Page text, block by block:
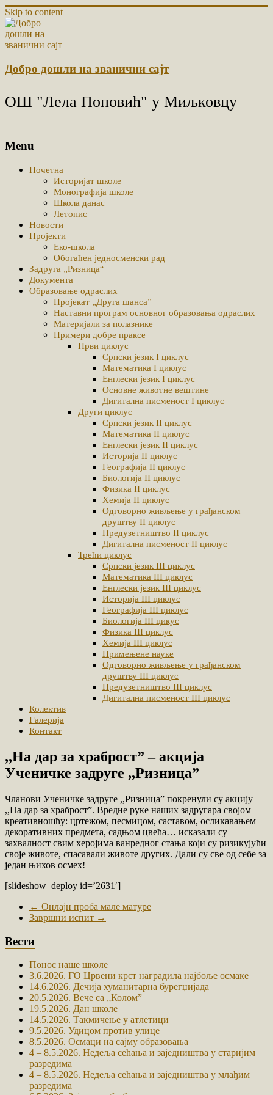
Skip to content
Добро дошли на званични сајт
ОШ "Лела Поповић" у Миљковцу
Menu
Почетна
Историјат школе
Монографија школе
Школа данас
Летопис
Новости
Пројекти
Еко-школа
Обогаћен једносменски рад
Задруга „Ризница“
Документа
Образовање одраслих
Пројекат „Друга шанса”
Наставни програм основног образовања одраслих
Материјали за полазнике
Примери добре праксе
Први циклус
Српски језик I циклус
Математика I циклус
Енглески језик I циклус
Основне животне вештине
Дигитална писменост I циклус
Други циклус
Српски језик II циклус
Математика II циклус
Енглески језик II циклус
Историја II циклус
Географија II циклус
Биологија II циклус
Физика II циклус
Хемија II циклус
Одговорно живљење у грађанском
друштву II циклус
Предузетништво II циклус
Дигитална писменост II циклус
Трећи циклус
Српски језик III циклус
Математика III циклус
Енглески језик III циклус
Историја III циклус
Географија III циклус
Биологија III цикус
Физика III циклус
Хемија III циклус
Примењене науке
Одговорно живљење у грађанском
друштву III циклус
Предузетништво III циклус
Дигитална писменост III циклус
Колектив
Галерија
Контакт
,,На дар за храбростˮ – акција
Ученичке задруге ,,Ризницаˮ
Чланови Ученичке задруге ,,Ризницаˮ покренули су акцију
,,На дар за храбростˮ. Вредне руке наших задругара својом
креативношћу: цртежом, песмицом, саставом, осликавањем
декоративних предмета, садњом цвећа… исказали су
захвалност свим херојима ванредног стања који су ризикујући
своје животе, спасавали животе других. Дали су све од себе за
један њихов осмех!
[slideshow_deploy id=’2631′]
← Онлајн проба мале матуре
Завршни испит →
Вести
Понос наше школе
3.6.2026. ГО Црвени крст наградила најбоље осмаке
14.6.2026. Дечија хуманитарна бурегџијада
20.5.2026. Вече са „Коломˮ
19.5.2026. Дан школе
14.5.2026. Такмичење у атлетици
9.5.2026. Удицом против улице
8.5.2026. Осмаци на сајму образовања
4 – 8.5.2026. Недеља сећања и заједништва у старијим
разредима
4 – 8.5.2026. Недеља сећања и заједништва у млађим
разредима